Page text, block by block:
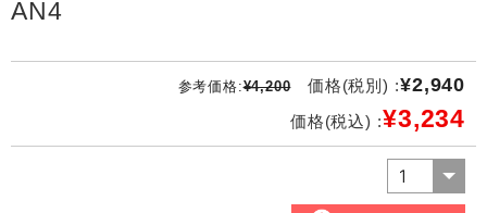
AN4
参考価格:¥4,200 価格(税別) :¥2,940
価格(税込) :¥3,234